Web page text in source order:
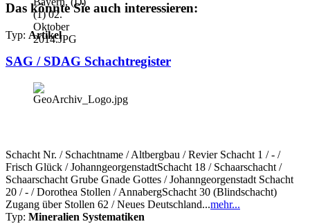
Das könnte Sie auch interessieren:
Typ: Artikel
SAG / SDAG Schachtregister
Schacht Nr. / Schachtname / Altbergbau / Revier Schacht 1 / - /
Frisch Glück / JohanngeorgenstadtSchacht 18 / Schaarschacht /
Schaarschacht Grube Gnade Gottes / Johanngeorgenstadt Schacht
20 / - / Dorothea Stollen / AnnabergSchacht 30 (Blindschacht)
Zugang über Stollen 62 / Neues Deutschland...mehr...
Typ: Mineralien Systematiken